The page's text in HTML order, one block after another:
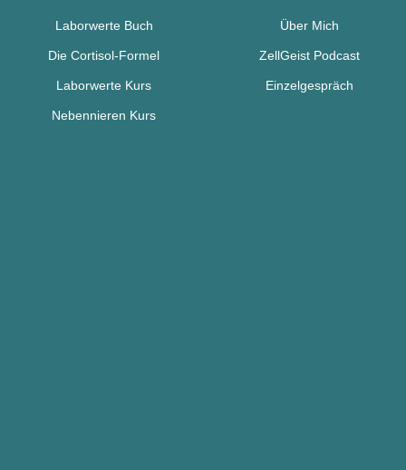
Über Mich
ZellGeist Podcast
Einzelgespräch
Laborwerte Buch
Die Cortisol-Formel
Laborwerte Kurs
Nebennieren Kurs